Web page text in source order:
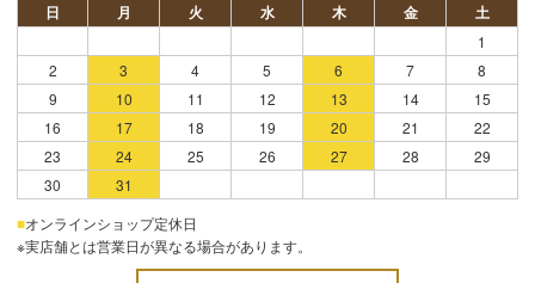
日 月 火 水 木 金 土
1
2
3 4 5 6 7
8
9
10 11 12 13 14
15
16
17 18 19 20 21
22
23
24 25 26 27 28
29
30
31
■オンラインショップ定休日
※実店舗とは営業日が異なる場合があります。